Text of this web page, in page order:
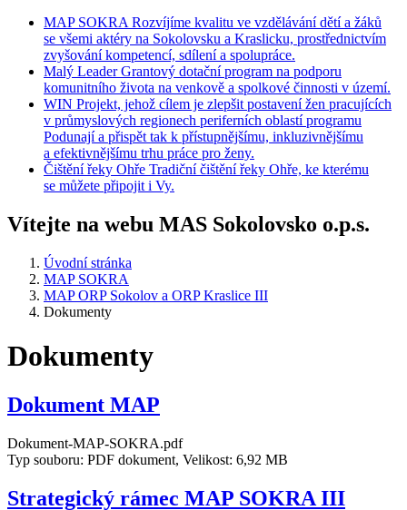
MAPSOKRA Rozvíjíme kvalitu ve vzdělávání dětí a žáků
se všemi aktéry na Sokolovsku a Kraslicku, prostřednictvím
zvyšování kompetencí, sdílení a spolupráce.
Malý Leader Grantový dotační program na podporu
komunitního života na venkově a spolkové činnosti v území.
WIN Projekt, jehož cílem je zlepšit postavení žen pracujících
v průmyslových regionech periferních oblastí programu
Podunají a přispět tak k přístupnějšímu, inkluzivnějšímu
a efektivnějšímu trhu práce pro ženy.
Čištěnířeky Ohře Tradiční čištění řeky Ohře, ke kterému
se můžete připojit i Vy.
Vítejte na webu MAS Sokolovsko o.p.s.
Úvodní stránka
MAP SOKRA
MAP ORP Sokolov a ORP Kraslice III
Dokumenty
Dokumenty
Dokument MAP
Dokument-MAP-SOKRA.pdf
Typ souboru: PDF dokument, Velikost: 6,92 MB
Strategický rámec MAP SOKRA III